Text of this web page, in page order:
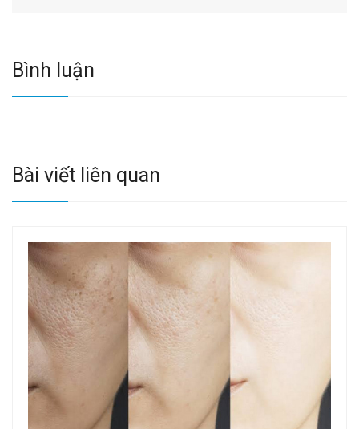
Bình luận
Bài viết liên quan